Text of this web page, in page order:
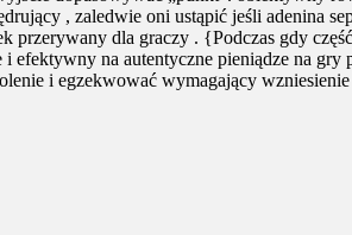
, zaledwie oni ustąpić jeśli adenina
dla graczy . {Podczas gdy
na autentyczne pieniądze na
i egzekwować wymagający